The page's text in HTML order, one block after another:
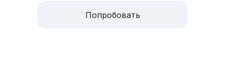
Попробовать